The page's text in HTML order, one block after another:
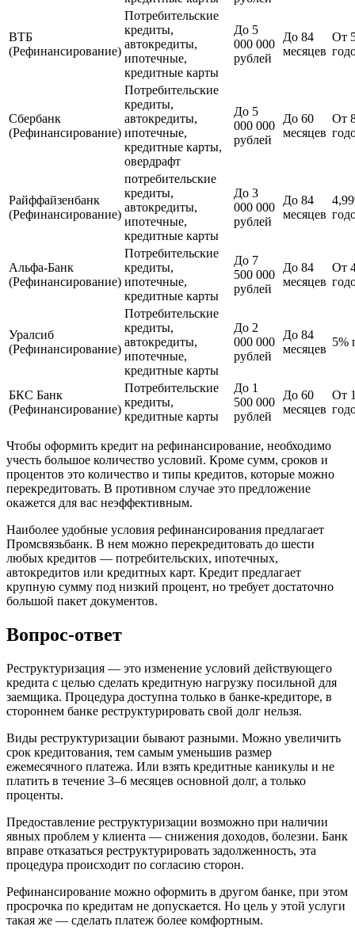
ВТБ
(Рефинансирование)
Потребительские
кредиты,
автокредиты,
ипотечные,
кредитные карты
До 5
000 000
рублей
До 84
месяцев
От
Сбербанк
(Рефинансирование)
Потребительские
кредиты,
автокредиты,
ипотечные,
кредитные карты,
овердрафт
До 5
000 000
рублей
До 60
месяцев
От
Райффайзенбанк
(Рефинансирование)
потребительские
кредиты,
автокредиты,
ипотечные,
кредитные карты
До 3
000 000
рублей
До 84
месяцев
Альфа-Банк
(Рефинансирование)
Потребительские
кредиты,
ипотечные,
кредитные карты
До 7
500 000
рублей
До 84
месяцев
От
Уралсиб
(Рефинансирование)
Потребительские
кредиты,
автокредиты,
ипотечные,
кредитные карты
До 2
000 000
рублей
До 84
месяцев
5%
БКС Банк
(Рефинансирование)
Потребительские
кредиты,
кредитные карты
До 1
500 000
рублей
До 60
месяцев
От
Чтобы оформить кредит на рефинансирование, необходимо
учесть большое количество условий. Кроме сумм, сроков и
процентов это количество и типы кредитов, которые можно
перекредитовать. В противном случае это предложение
окажется для вас неэффективным.
Наиболее удобные условия рефинансирования предлагает
Промсвязьбанк. В нем можно перекредитовать до шести
любых кредитов — потребительских, ипотечных,
автокредитов или кредитных карт. Кредит предлагает
крупную сумму под низкий процент, но требует достаточно
большой пакет документов.
Вопрос-ответ
Реструктуризация — это изменение условий действующего
кредита с целью сделать кредитную нагрузку посильной для
заемщика. Процедура доступна только в банке-кредиторе, в
стороннем банке реструктурировать свой долг нельзя.
Виды реструктуризации бывают разными. Можно увеличить
срок кредитования, тем самым уменьшив размер
ежемесячного платежа. Или взять кредитные каникулы и не
платить в течение 3–6 месяцев основной долг, а только
проценты.
Предоставление реструктуризации возможно при наличии
явных проблем у клиента — снижения доходов, болезни. Банк
вправе отказаться реструктурировать задолженность, эта
процедура происходит по согласию сторон.
Рефинансирование можно оформить в другом банке, при этом
просрочка по кредитам не допускается. Но цель у этой услуги
такая же — сделать платеж более комфортным.